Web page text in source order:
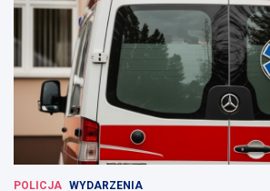
POLICJA WYDARZENIA